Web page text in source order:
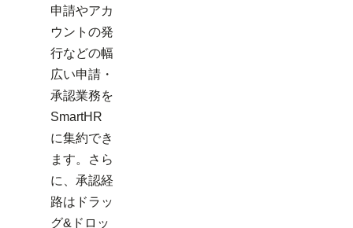
申請やアカ
ウントの発
行などの幅
広い申請・
承認業務を
SmartHR
に集約でき
ます。さら
に、承認経
路はドラッ
グ&ドロッ